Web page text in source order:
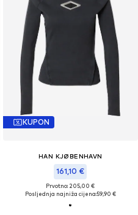
KUPON
HAN KJØBENHAVN
161,10 €
Prvotno: 205,00 €
Posljednja najniža cijena:59,90 €